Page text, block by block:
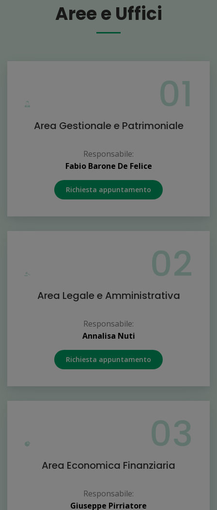
Aree e Uffici
01
Area Gestionale e Patrimoniale
Responsabile:
Fabio Barone De Felice
Richiesta appuntamento
02
Area Legale e Amministrativa
Responsabile:
Annalisa Nuti
Richiesta appuntamento
03
Area Economica Finanziaria
Responsabile:
Giuseppe Pirriatore